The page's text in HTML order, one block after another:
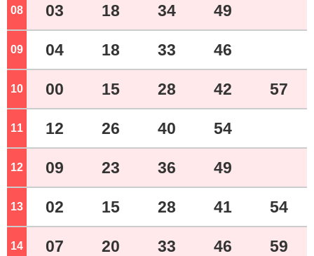
08 03 18 34 49
09 04 18 33 46
10 00 15 28 42 57
11 12 26 40 54
12 09 23 36 49
13 02 15 28 41 54
14 07 20 33 46 59